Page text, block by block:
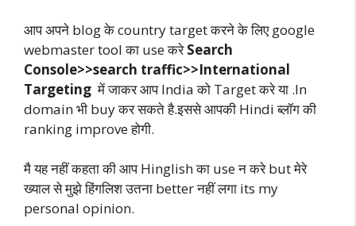
आप अपने blog के country target करने के लिए google
webmaster tool का use करेSearch
Console>>search traffic>>International
Targeting में जाकर आप India को Target करे या .In
domain भी buy कर सकते है.इससे आपकी Hindi ब्लॉग की
ranking improve होगी.
मै यह नहीं कहता की आप Hinglish का use न करे but मेरे
ख्याल से मुझे हिंगलिश उतना better नहीं लगा its my
personal opinion.